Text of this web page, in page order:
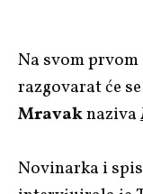
Na svom
razgovarat će
Mravaknaziva
Novinarka i